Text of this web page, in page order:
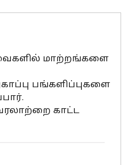
மாற்றங்களை
பங்களிப்புகளை
காட்ட